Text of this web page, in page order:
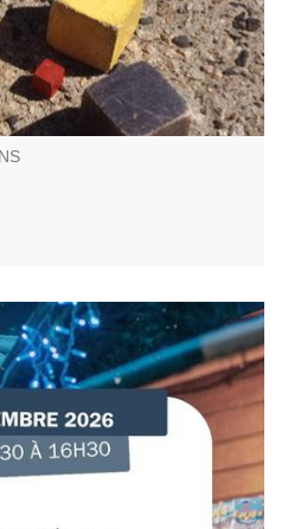
Croix Rouge Française locale
des bénévoles. De bonnes
l'arrivée des fêtes.